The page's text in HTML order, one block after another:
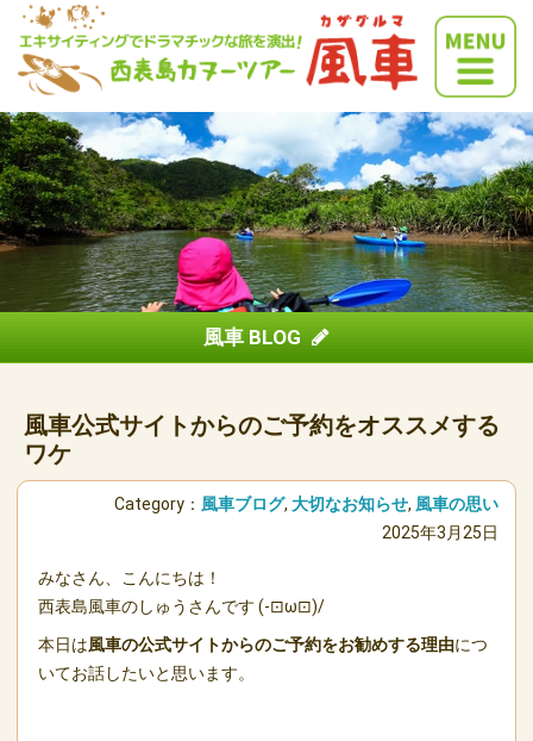
風車 BLOG
風車公式サイトからのご予約をオススメする
ワケ
Category： 風車ブログ, 大切なお知らせ, 風車の思い
2025年3月25日
みなさん、こんにちは！
西表島風車のしゅうさんです (-⊡ω⊡)/
本日は風車の公式サイトからのご予約をお勧めする理由につ
いてお話したいと思います。